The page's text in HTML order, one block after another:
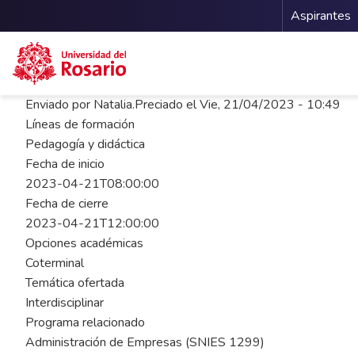
Pasar al contenido principal
Aspirantes
Enviado por Natalia.Preciado elVie, 21/04/2023 - 10:49
Líneas de formación
Pedagogía y didáctica
Fecha de inicio
2023-04-21T08:00:00
Fecha de cierre
2023-04-21T12:00:00
Opciones académicas
Coterminal
Temática ofertada
Interdisciplinar
Programa relacionado
Administración de Empresas (SNIES 1299)